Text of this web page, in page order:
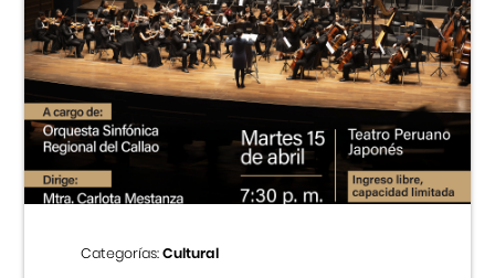
Categorías:Cultural